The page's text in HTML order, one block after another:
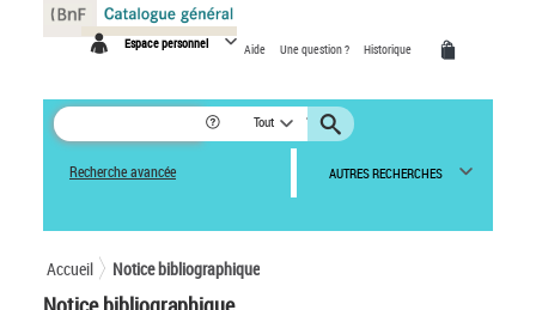
Espace personnel Aide Une question ? Historique
Tout
Recherche avancée AUTRES RECHERCHES
Accueil Notice bibliographique
Panneau de gestion des cookies